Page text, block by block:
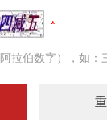
拉伯数字），如：